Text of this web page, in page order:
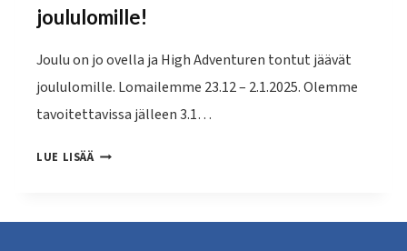
joululomille!
Joulu on jo ovella ja High Adventuren tontut jäävät
joululomille. Lomailemme 23.12 – 2.1.2025. Olemme
tavoitettavissa jälleen 3.1…
LUE LISÄÄHIGH